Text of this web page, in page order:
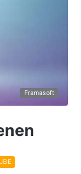
Framasoft